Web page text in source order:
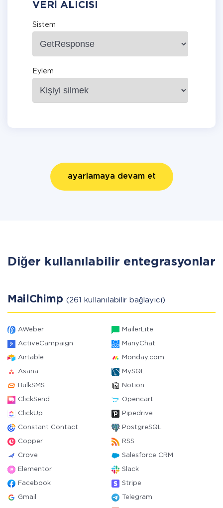
VERI ALICISI
Sistem
Eylem
ayarlamaya devam et
Diğer kullanılabilir entegrasyonlar
MailChimp (261 kullanılabilir bağlayıcı)
AWeber MailerLite
ActiveCampaign ManyChat
Airtable Monday.com
Asana MySQL
BulkSMS Notion
ClickSend Opencart
ClickUp Pipedrive
Constant Contact PostgreSQL
Copper RSS
Crove Salesforce CRM
Elementor Slack
Facebook Stripe
Gmail Telegram